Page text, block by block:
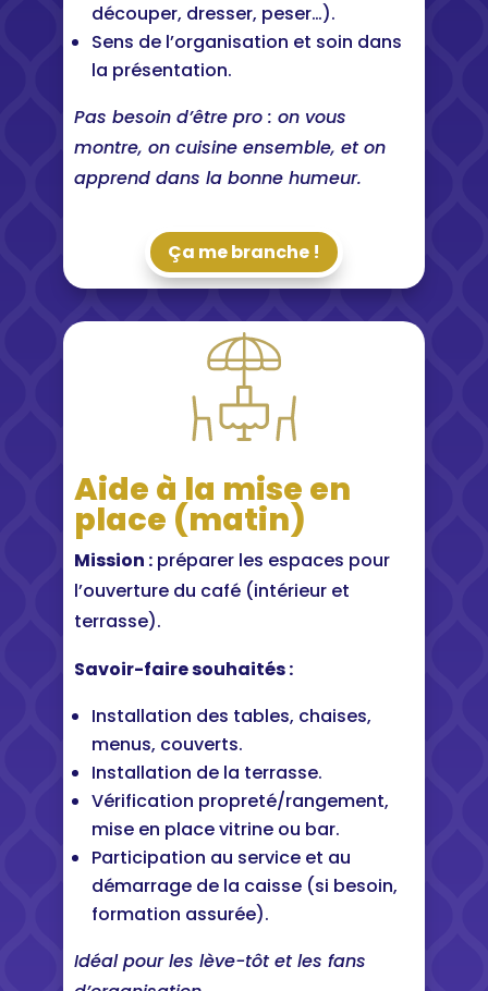
découper, dresser, peser…).
Sens de l’organisation et soin dans
la présentation.
Pas besoin d’être pro : on vous
montre, on cuisine ensemble, et on
apprend dans la bonne humeur.
Ça me branche !
Aide à la mise en
place (matin)
Mission : préparer les espaces pour
l’ouverture du café (intérieur et
terrasse).
Savoir-faire souhaités :
Installation des tables, chaises,
menus, couverts.
Installation de la terrasse.
Vérification propreté/rangement,
mise en place vitrine ou bar.
Participation au service et au
démarrage de la caisse (si besoin,
formation assurée).
Idéal pour les lève-tôt et les fans